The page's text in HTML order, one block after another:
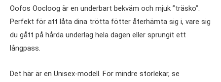
Oofos Oocloog är en underbart bekväm och mjuk ”träsko”.
Perfekt för att låta dina trötta fötter återhämta sig i, vare sig
du gått på hårda underlag hela dagen eller sprungit ett
långpass.
Det här är en Unisex-modell. För mindre storlekar, se